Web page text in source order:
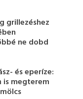
grillezéshez
ne dobd
és eperíze:
is megterem